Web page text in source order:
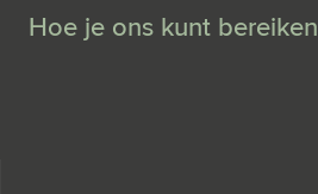
Hoe je ons kunt bereiken